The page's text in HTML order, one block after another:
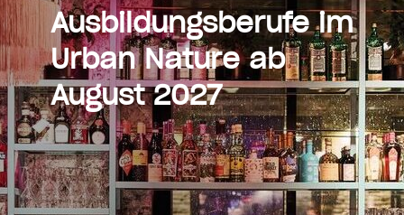
Ausbildungsberufe im
Urban Nature ab
August 2027